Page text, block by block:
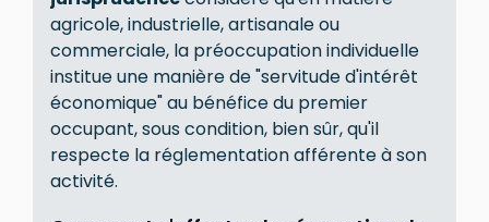
agricole, industrielle, artisanale ou
commerciale, la préoccupation individuelle
institue une manière de "servitude d'intérêt
économique" au bénéfice du premier
occupant, sous condition, bien sûr, qu'il
respecte la réglementation afférente à son
activité.